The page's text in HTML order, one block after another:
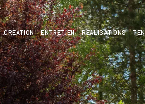
CRÉATION ENTRETIEN RÉALISATIONS